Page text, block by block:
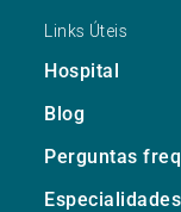
Links Úteis
Hospital
Blog
Perguntas
Especialidades